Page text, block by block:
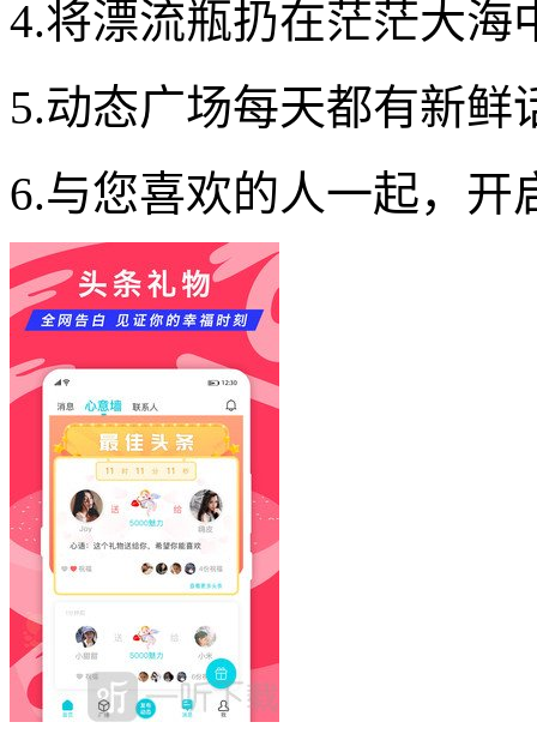
4.将漂流瓶扔在茫茫大海
5.动态广场每天都有新鲜
6.与您喜欢的人一起，开